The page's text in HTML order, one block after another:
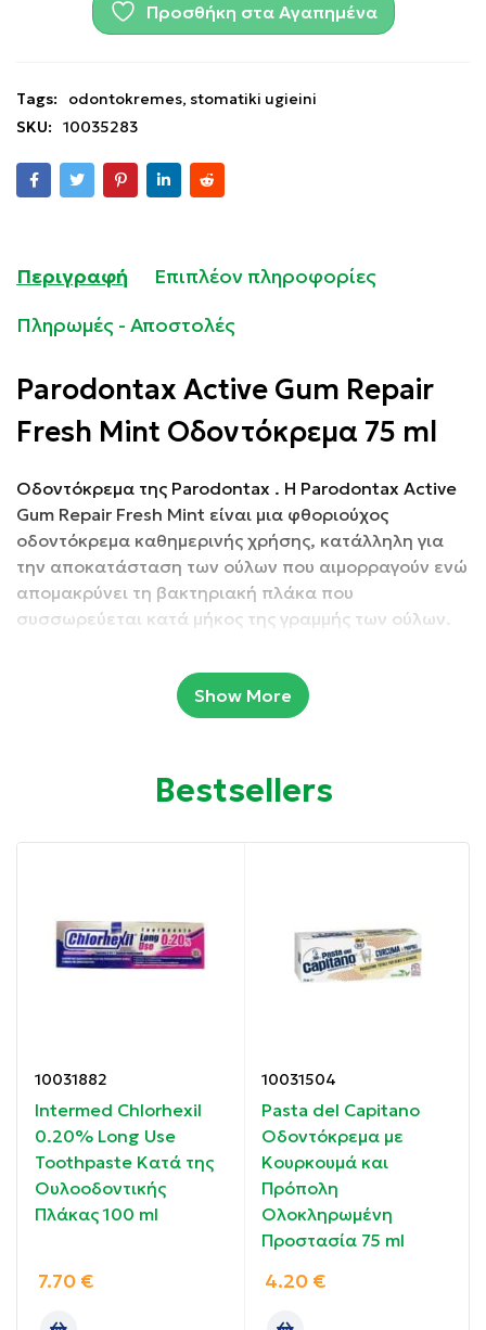
Προσθήκη στα Αγαπημένα
Tags: odontokremes, stomatiki ugieini
SKU:
10035283
Περιγραφή
Επιπλέον πληροφορίες
Πληρωμές - Αποστολές
Parodontax Active Gum Repair
Fresh Mint Οδοντόκρεμα 75 ml
Οδοντόκρεμα της Parodontax . Η Parodontax Active
Gum Repair Fresh Mint είναι μια φθοριούχος
οδοντόκρεμα καθημερινής χρήσης, κατάλληλη για
την αποκατάσταση των ούλων που αιμορραγούν ενώ
απομακρύνει τη βακτηριακή πλάκα που
συσσωρεύεται κατά μήκος της γραμμής των ούλων.
ούλων, υποστηρίζοντας τη διαδικασία
αποκατάστασης των ούλων και ενισχύει τη σύνδεση
μεταξύ δοντιών και ούλων. Τα υγιή ούλα σχηματίζουν
Συσκευασία: 75 ml
Βοηθά στην πρόληψη & αποκατάσταση των ούλων
που αιμορραγούν .
Απομακρύνει τη βακτηριακή πλάκα.
Βουρτσίστε δύο φορές την ημέρα και όχι
περισσότερο από τρεις φορές ελαχιστοποιώντας
την κατάποση και ξεπλύνετε.
Συστατικά:
Sodium Bicarbonate, Aqua, Glycerin, Cocamidopropyl
Show More
Bestsellers
10031882
Intermed Chlorhexil
0.20% Long Use
Toothpaste Κατά της
Ουλοοδοντικής
Πλάκας 100 ml
7.70 €
10031504
Pasta del Capitano
Οδοντόκρεμα με
Κουρκουμά και
Πρόπολη
Ολοκληρωμένη
Προστασία 75 ml
4.20 €